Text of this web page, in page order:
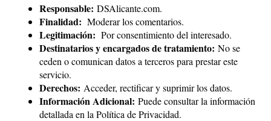
Responsable: DSAlicante.com.
Finalidad: Moderar los comentarios.
Legitimación: Por consentimiento del interesado.
Destinatarios y encargados de tratamiento: No se
ceden o comunican datos a terceros para prestar este
servicio.
Derechos: Acceder, rectificar y suprimir los datos.
Información Adicional: Puede consultar la información
detallada en la Política de Privacidad.